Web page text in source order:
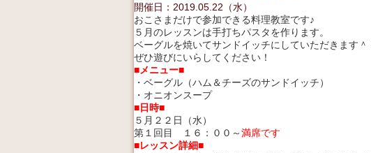
開催日：2019.05.22（水）
おこさまだけで参加できる料理教室です♪
５月のレッスンは手打ちパスタを作ります。
ベーグルを焼いてサンドイッチにしていただきます＾
ぜひ遊びにいらしてください！
■メニュー■
・ベーグル（ハム＆チーズのサンドイッチ）
・オニオンスープ
■日時■
５月２２日（水）
第１回目
１６：００～満席です
■レッスン詳細■